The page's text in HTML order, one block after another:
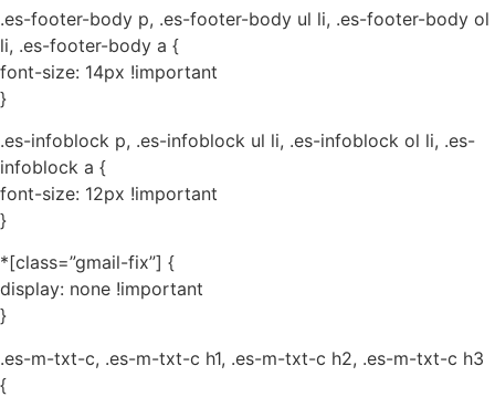
.es-footer-body p, .es-footer-body ul li, .es-footer-body ol
li, .es-footer-body a {
font-size: 14px !important
}
.es-infoblock p, .es-infoblock ul li, .es-infoblock ol li, .es-
infoblock a {
font-size: 12px !important
}
*[class=”gmail-fix”] {
display: none !important
}
.es-m-txt-c, .es-m-txt-c h1, .es-m-txt-c h2, .es-m-txt-c h3
{